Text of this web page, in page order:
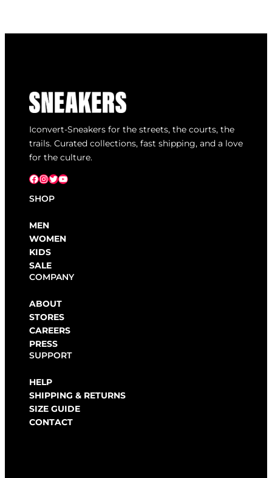
Iconvert-Sneakers for the streets, the courts, the
trails. Curated collections, fast shipping, and a love
for the culture.
Facebook InstagramX YouTube
SHOP
MEN
WOMEN
KIDS
SALE
COMPANY
ABOUT
STORES
CAREERS
PRESS
SUPPORT
HELP
SHIPPING & RETURNS
SIZE GUIDE
CONTACT